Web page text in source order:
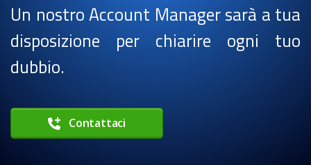
Un nostro Account Manager sarà a tua
disposizione per chiarire ogni tuo
dubbio.
Contattaci